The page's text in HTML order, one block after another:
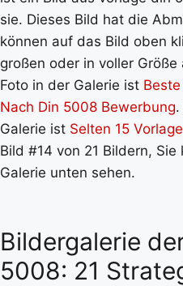
sie. Dieses Bild hat die
können auf das Bild oben
großen oder in voller
Foto in der Galerie ist
Nach Din 5008 Bewerbung
Galerie ist Selten 15
Bild #14 von 21 Bildern,
Galerie unten sehen.
Bildergalerie
5008: 21